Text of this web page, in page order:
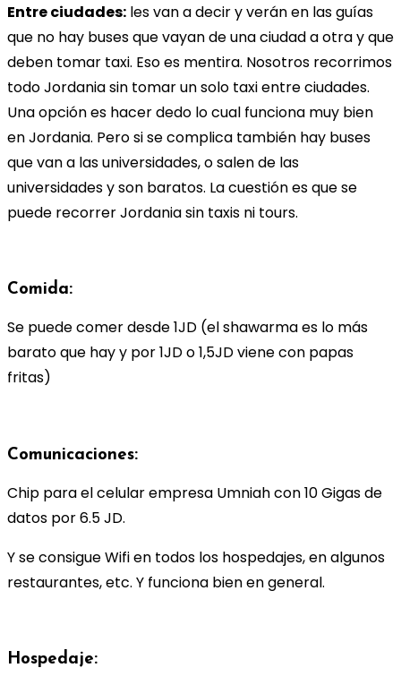
Entre ciudades: les van a decir y verán en las guías
que no hay buses que vayan de una ciudad a otra y que
deben tomar taxi. Eso es mentira. Nosotros recorrimos
todo Jordania sin tomar un solo taxi entre ciudades.
Una opción es hacer dedo lo cual funciona muy bien
en Jordania. Pero si se complica también hay buses
que van a las universidades, o salen de las
universidades y son baratos. La cuestión es que se
puede recorrer Jordania sin taxis ni tours.
Comida:
Se puede comer desde 1JD (el shawarma es lo más
barato que hay y por 1JD o 1,5JD viene con papas
fritas)
Comunicaciones:
Chip para el celular empresa Umniah con 10 Gigas de
datos por 6.5 JD.
Y se consigue Wifi en todos los hospedajes, en algunos
restaurantes, etc. Y funciona bien en general.
Hospedaje: